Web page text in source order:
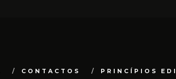
CONTACTOS PRINCÍPIOS